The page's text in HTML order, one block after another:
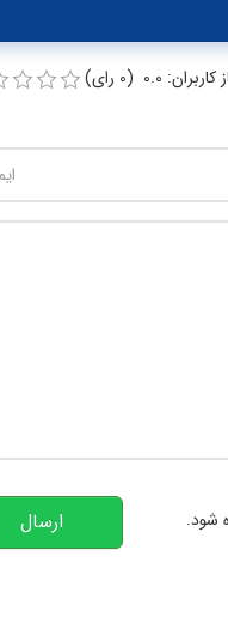
0.0 (0 رای)
شود. ارسال